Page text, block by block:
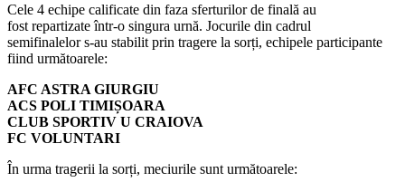
Cele 4 echipe calificate din faza sferturilor de finală au
fost repartizate într-o singura urnă. Jocurile din cadrul
semifinalelor s-au stabilit prin tragere la sorți, echipele participante
fiind următoarele:
AFC ASTRA GIURGIU
ACS POLI TIMIȘOARA
CLUB SPORTIV U CRAIOVA
FC VOLUNTARI
În urma tragerii la sorți, meciurile sunt următoarele: